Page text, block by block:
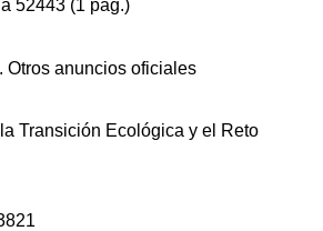
52443 (1 pág.)
Otros anuncios oficiales
Transición Ecológica y el Reto